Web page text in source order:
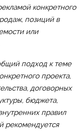
конкретного
позиций в
или
подход к теме
проекта,
договорных
бюджета,
правил
рекомендуется